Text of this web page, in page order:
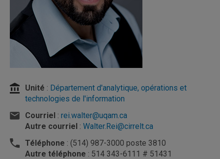
Unité : Département d'analytique, opérations et
technologies de l'information
Courriel : rei.walter@uqam.ca
Autre courriel : Walter.Rei@cirrelt.ca
Téléphone : (514) 987-3000 poste 3810
Autre téléphone : 514 343-6111 # 51431